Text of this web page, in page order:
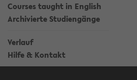
Courses taught in English
Archivierte Studiengänge
Verlauf
Hilfe & Kontakt